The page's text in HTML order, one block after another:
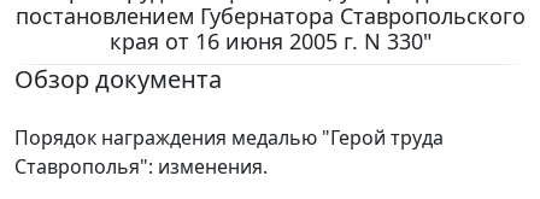
постановлением Губернатора Ставропольского
края от 16 июня 2005 г. N 330"
Обзор документа
Порядок награждения медалью "Герой труда
Ставрополья": изменения.